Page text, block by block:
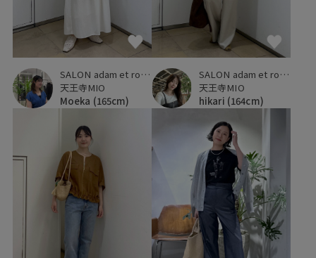
SALON adam et ropé
天王寺MIO
Moeka (165cm)
SALON adam et ropé
天王寺MIO
hikari (164cm)